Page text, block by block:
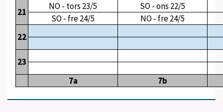
21
NO - tors 23/5
SO - ons 22/5
SO - fre 24/5
NO - fre 24/5
22
23
7a
7b